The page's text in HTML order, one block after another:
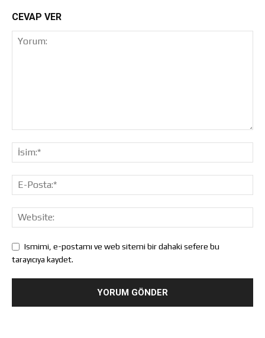
CEVAP VER
Ismimi, e-postamı ve web sitemi bir dahaki sefere bu
tarayıcıya kaydet.